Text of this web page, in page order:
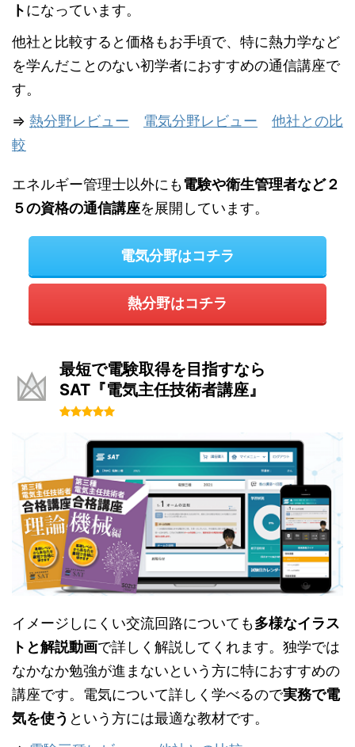
トになっています。
他社と比較すると価格もお手頃で、特に熱力学など
を学んだことのない初学者におすすめの通信講座で
す。
⇒ 熱分野レビュー 電気分野レビュー
他社との比
較
エネルギー管理士以外にも電験や衛生管理者など２
５の資格の通信講座を展開しています。
電気分野はコチラ
熱分野はコチラ
最短で電験取得を目指すなら
SAT『電気主任技術者講座』
イメージしにくい交流回路についても多様なイラス
トと解説動画で詳しく解説してくれます。独学では
なかなか勉強が進まないという方に特におすすめの
講座です。電気について詳しく学べるので実務で電
気を使う という方には最適な教材です。